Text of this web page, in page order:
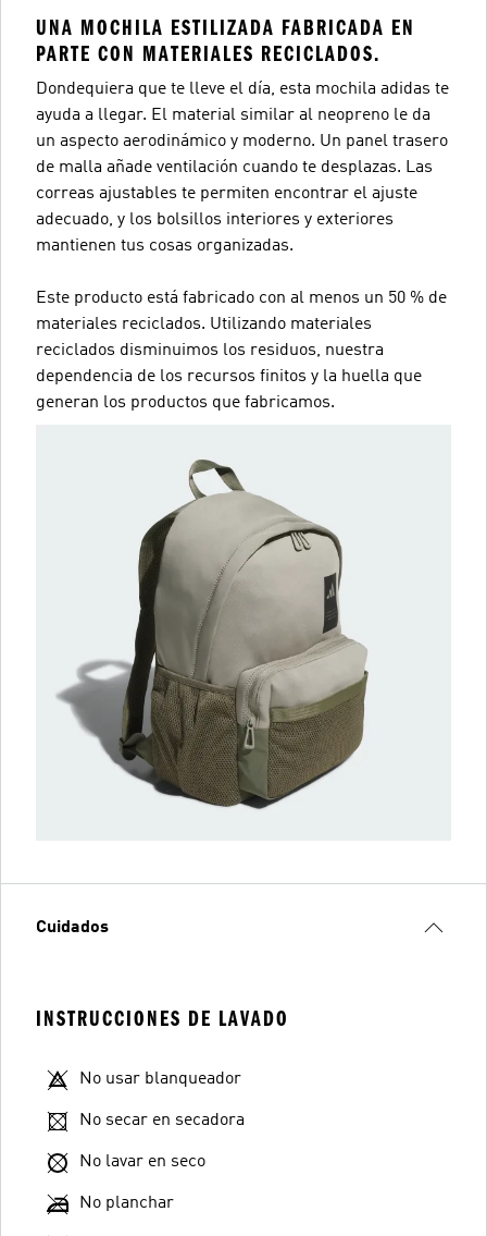
UNA MOCHILA ESTILIZADA FABRICADA EN
PARTE CON MATERIALES RECICLADOS.
Dondequiera que te lleve el día, esta mochila adidas te
ayuda a llegar. El material similar al neopreno le da
un aspecto aerodinámico y moderno. Un panel trasero
de malla añade ventilación cuando te desplazas. Las
correas ajustables te permiten encontrar el ajuste
adecuado, y los bolsillos interiores y exteriores
mantienen tus cosas organizadas.
Este producto está fabricado con al menos un 50 % de
materiales reciclados. Utilizando materiales
reciclados disminuimos los residuos, nuestra
dependencia de los recursos finitos y la huella que
generan los productos que fabricamos.
Cuidados
INSTRUCCIONES DE LAVADO
No usar blanqueador
No secar en secadora
No lavar en seco
No planchar